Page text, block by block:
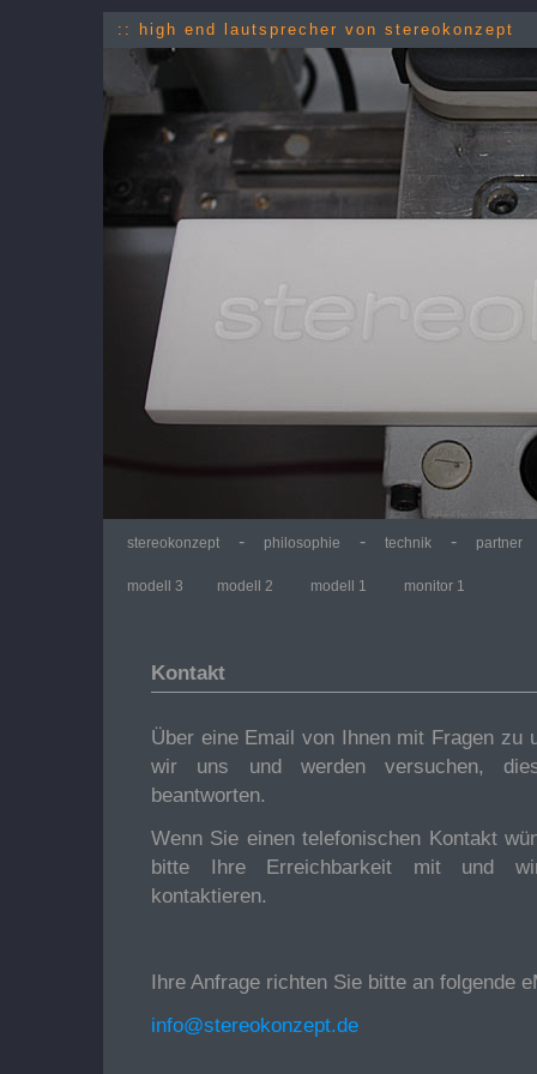
:: high end lautsprecher von stereokonzept
stereokonzept - philosophie - technik - partner
modell 3 modell 2 modell 1 monitor 1
Kontakt
Über eine Email von Ihnen mit Fragen zu
wir uns und werden versuchen,
beantworten.
Wenn Sie einen telefonischen Kontakt
bitte Ihre Erreichbarkeit mit und
kontaktieren.
Ihre Anfrage richten Sie bitte an folgende
info@stereokonzept.de